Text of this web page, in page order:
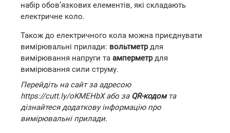
набір обов’язкових елементів, які складають
електричне коло.
Також до електричного кола можна приєднувати
вимірювальні прилади: вольтметрдля
вимірювання напруги та амперметрдля
вимірювання сили струму.
Перейдіть на сайт за адресою
https://cutt.ly/oKMEHbX або за QR-кодомта
дізнайтеся додаткову інформацію про
вимірювальні прилади.